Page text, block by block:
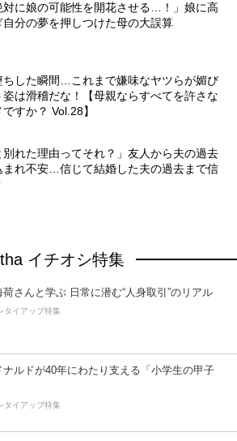
対に娘の可能性を開花させる…！」娘に高
自分の夢を押しつけた母の大誤算
ちした瞬間…これまで嫌味なヤツらが媚び
姿は滑稽だな！【母親ならすべてを許さな
すか？ Vol.28】
別れた理由ってそれ？」友人から夫の過去
まれ不安…信じて結婚した夫の過去まで信
イチオシ特集
荷さんと学ぶ 日常に潜む“人身取引”のリアル
タイアップ特集
ナルドが40年にわたり支える「小学生の甲子
タイアップ特集